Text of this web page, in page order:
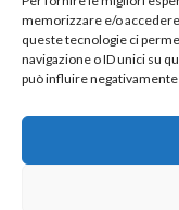
memorizzare e/o
queste tecnologie ci
navigazione o ID unici su
può influire
su 5
Corso e
Moduli
Valutato5
di
su 5
di